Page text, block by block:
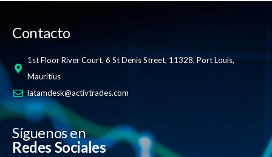
Contacto
1st Floor River Court, 6 St Denis Street, 11328, Port Louis,
Mauritius
latamdesk@activtrades.com
Síguenos en
Redes Sociales